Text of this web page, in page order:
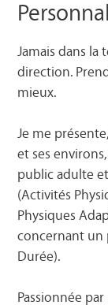
Jamais dans
direction.
mieux.
Je me
et ses
public adulte
(Activités
Physiques
concernant un
Durée).
Passionnée